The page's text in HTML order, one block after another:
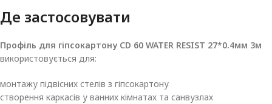
Де застосовувати
Профіль для гіпсокартону CD 60 WATER RESIST 27*0.4мм 3м
використовується для:
монтажу підвісних стелів з гіпсокартону
створення каркасів у ванних кімнатах та санвузлах